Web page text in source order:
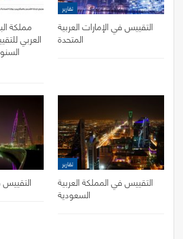
مملكة
العربي
تقارير
التقييس في الإمارات العربية
المتحدة
تقارير
التقييس في المملكة العربية
السعودية